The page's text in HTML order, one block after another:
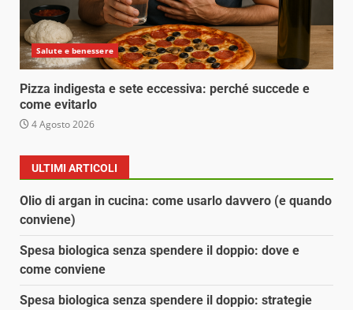
Salute e benessere
Pizza indigesta e sete eccessiva: perché succede e
come evitarlo
4 Agosto 2026
ULTIMI ARTICOLI
Olio di argan in cucina: come usarlo davvero (e quando
conviene)
Spesa biologica senza spendere il doppio: dove e
come conviene
Spesa biologica senza spendere il doppio: strategie